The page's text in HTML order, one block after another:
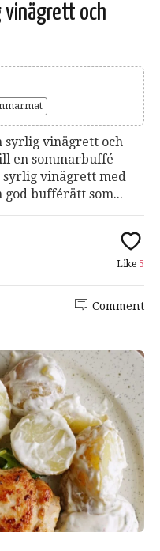
vinägrett och
syrlig vinägrett och
en sommarbuffé
syrlig vinägrett med
bufférätt som...
Like 5
Comment